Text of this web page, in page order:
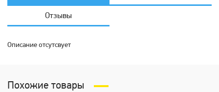
Отзывы
Описание отсутсвует
Похожие товары